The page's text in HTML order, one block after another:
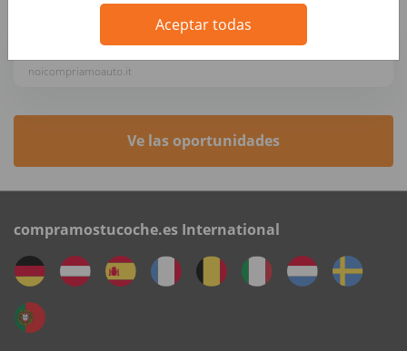
Aceptar todas
Addetto/a Acquisti Auto Monza-Villasanta
noicompriamoauto.it
Ve las oportunidades
compramostucoche.es International